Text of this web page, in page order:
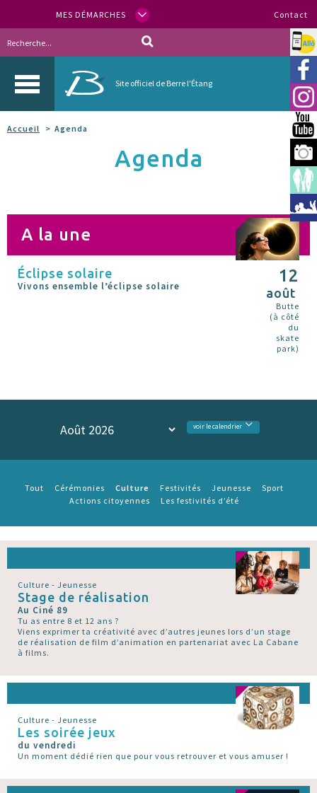
MES DÉMARCHES Contact
Site officiel de Berre l'Étang
Allo
Accueil Agenda
Agenda
A la une
Éclipse solaire
Vivons ensemble l’éclipse solaire
12
août
Butte
(à côté
du
skate
park)
voir le calendrier
Tout Cérémonies Culture Festivités Jeunesse
Sport
Actions citoyennes
Les festivités d’été
Culture - Jeunesse
Stage de réalisation
Au Ciné 89
Tu as entre 8 et 12 ans ?
Viens exprimer ta créativité avec d’autres jeunes lors d’un stage
de réalisation de film d’animation en partenariat avec La Cabane
à films.
Culture - Jeunesse
Les soirée jeux
du vendredi
Un moment dédié rien que pour vous retrouver et vous amuser !